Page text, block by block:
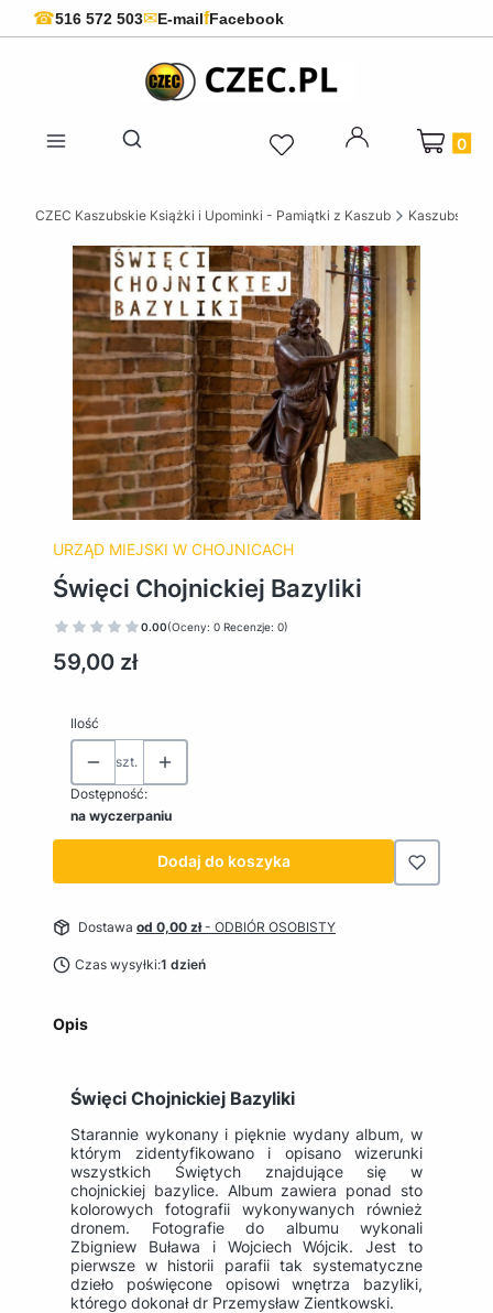
☎516 572 503✉E-mailfFacebook
Otwórz wyszukiwarkę
Produkty
CZEC Kaszubskie Książki i Upominki - Pamiątki z Kaszub Kaszubskie
URZĄD MIEJSKI W CHOJNICACH
Święci Chojnickiej Bazyliki
0.00(Oceny: 0 Recenzje: 0)
Cena
59,00 zł
Ilość
szt.
Dostępność:
na wyczerpaniu
Dodaj do koszyka
Dostawa od 0,00 zł- ODBIÓR OSOBISTY
Czas wysyłki:1 dzień
Opis
Święci Chojnickiej Bazyliki
Starannie wykonany i pięknie wydany album, w
którym zidentyfikowano i opisano wizerunki
wszystkich Świętych znajdujące się w
chojnickiej bazylice. Album zawiera ponad sto
kolorowych fotografii wykonywanych również
dronem. Fotografie do albumu wykonali
Zbigniew Buława i Wojciech Wójcik. Jest to
pierwsze w historii parafii tak systematyczne
dzieło poświęcone opisowi wnętrza bazyliki,
którego dokonał dr Przemysław Zientkowski.